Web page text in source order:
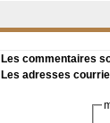
Les commentaires
Les adresses